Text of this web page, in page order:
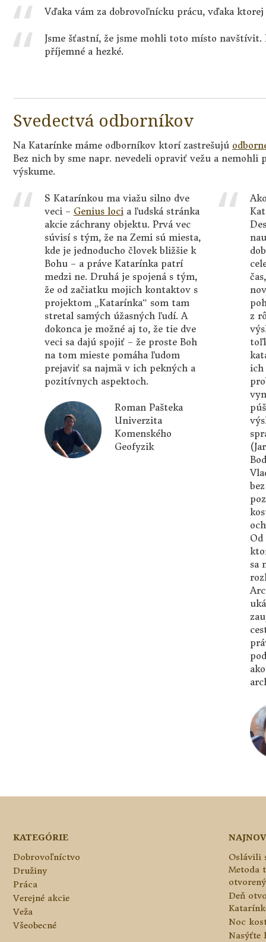
Vďaka vám za dobrovoľnícku prácu, vďaka
Jsme šťastní, že jsme mohli toto místo navštívit.
příjemné a hezké.
Svedectvá odborníkov
Na Katarínke máme odborníkov ktorí zastrešujú
Bez nich by sme napr. nevedeli opraviť vežu a nemohli
výskume.
S Katarínkou ma viažu silno dve
veci – Genius locia ľudská stránka
akcie záchrany objektu. Prvá vec
súvisí s tým, že na Zemi sú miesta,
kde je jednoducho človek bližšie k
Bohu – a práve Katarínka patrí
medzi ne. Druhá je spojená s tým,
že od začiatku mojich kontaktov s
projektom „Katarínka“ som tam
stretal samých úžasných ľudí. A
dokonca je možné aj to, že tie dve
veci sa dajú spojiť – že proste Boh
na tom mieste pomáha ľudom
prejaviť sa najmä v ich pekných a
pozitívnych aspektoch.
Roman Pašteka
Univerzita
Komenského
Geofyzik
z
ich
Od
sa
KATEGÓRIE
Dobrovoľníctvo
Družiny
Práca
Verejné akcie
Veža
Všeobecné
Oslávili
Metoda
Deň
Noc
Nasýťte